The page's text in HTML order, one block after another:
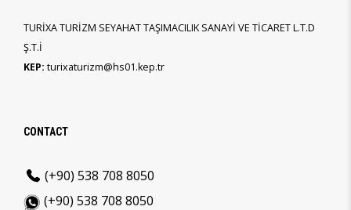
TURİXA TURİZM SEYAHAT TAŞIMACILIK SANAYİ VE TİCARET L.T.D
Ş.T.İ
KEP: turixaturizm@hs01.kep.tr
CONTACT
(+90) 538 708 8050
(+90) 538 708 8050